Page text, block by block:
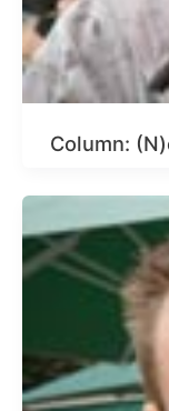
Column: